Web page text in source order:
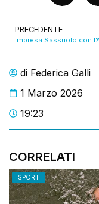
di Federica Galli
1 Marzo 2026
19:23
CORRELATI
SPORT
PRECEDENTE
Impresa Sassuolo con